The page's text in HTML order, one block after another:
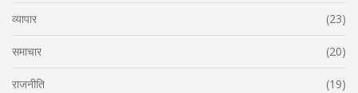
व्यापार (23)
समाचार (20)
राजनीति (19)